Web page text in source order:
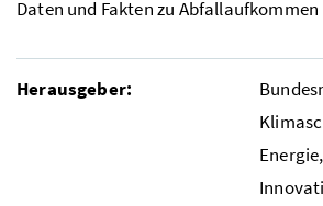
Daten und Fakten zu
Herausgeber: